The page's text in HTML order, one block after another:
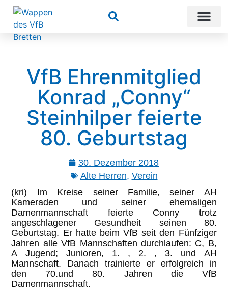
Suchen
VfB Ehrenmitglied
Konrad „Conny“
Steinhilper feierte
80. Geburtstag
30. Dezember 2018
Alte Herren, Verein
(kri) Im Kreise seiner Familie, seiner AH
Kameraden und seiner ehemaligen
Damenmannschaft feierte Conny trotz
angeschlagener Gesundheit seinen 80.
Geburtstag. Er hatte beim VfB seit den Fünfziger
Jahren alle VfB Mannschaften durchlaufen: C, B,
A Jugend; Junioren, 1. , 2. , 3. und AH
Mannschaft. Danach trainierte er erfolgreich in
den 70.und 80. Jahren die VfB
Damenmannschaft.